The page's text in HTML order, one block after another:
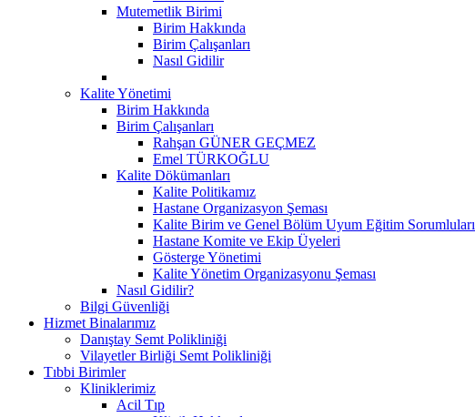
Mutemetlik Birimi
Birim Hakkında
Birim Çalışanları
Nasıl Gidilir
Kalite Yönetimi
Birim Hakkında
Birim Çalışanları
Rahşan GÜNER GEÇMEZ
Emel TÜRKOĞLU
Kalite Dökümanları
Kalite Politikamız
Hastane Organizasyon Şeması
Kalite Birim ve Genel Bölüm Uyum Eğitim Sorumluları
Hastane Komite ve Ekip Üyeleri
Gösterge Yönetimi
Kalite Yönetim Organizasyonu Şeması
Nasıl Gidilir?
Bilgi Güvenliği
Hizmet Binalarımız
Danıştay Semt Polikliniği
Vilayetler Birliği Semt Polikliniği
Tıbbi Birimler
Kliniklerimiz
Acil Tıp